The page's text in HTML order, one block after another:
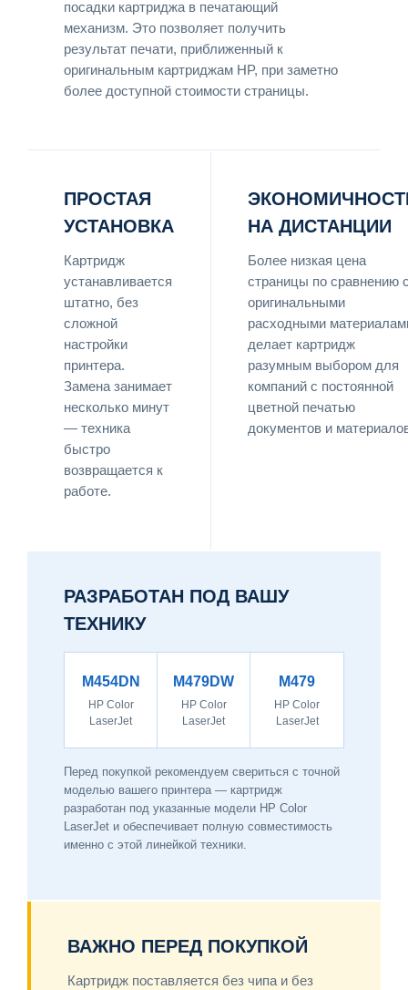
посадки картриджа в печатающий
механизм. Это позволяет получить
результат печати, приближенный к
оригинальным картриджам HP, при заметно
более доступной стоимости страницы.
ПРОСТАЯ
УСТАНОВКА
Картридж
устанавливается
штатно, без
сложной
настройки
принтера.
Замена занимает
несколько минут
— техника
быстро
возвращается к
работе.
НА ДИСТАНЦИИ
Более низкая цена
страницы по сравнению
оригинальными
расходными
делает картридж
разумным выбором для
компаний с постоянной
цветной печатью
документов и
РАЗРАБОТАН ПОД ВАШУ
ТЕХНИКУ
M454DN
HP Color
LaserJet
M479DW
HP Color
LaserJet
M479
HP Color
LaserJet
Перед покупкой рекомендуем свериться с точной
моделью вашего принтера — картридж
разработан под указанные модели HP Color
LaserJet и обеспечивает полную совместимость
именно с этой линейкой техники.
ВАЖНО ПЕРЕД ПОКУПКОЙ
Картридж поставляется без чипа и без